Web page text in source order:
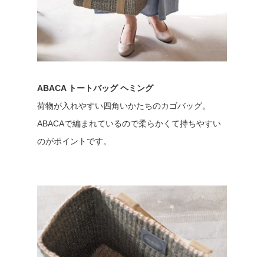
ABACA トートバッグ ヘミング
荷物が入れやすい四角いかたちのカゴバッグ。
ABACAで編まれているので柔らかくて持ちやすい
のがポイントです。